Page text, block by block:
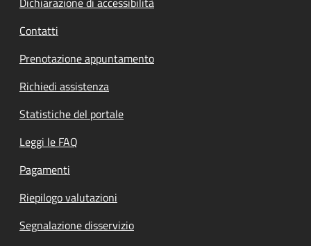
Contatti
Prenotazione appuntamento
Richiedi assistenza
Statistiche del portale
Leggi le FAQ
Pagamenti
Riepilogo valutazioni
Segnalazione disservizio